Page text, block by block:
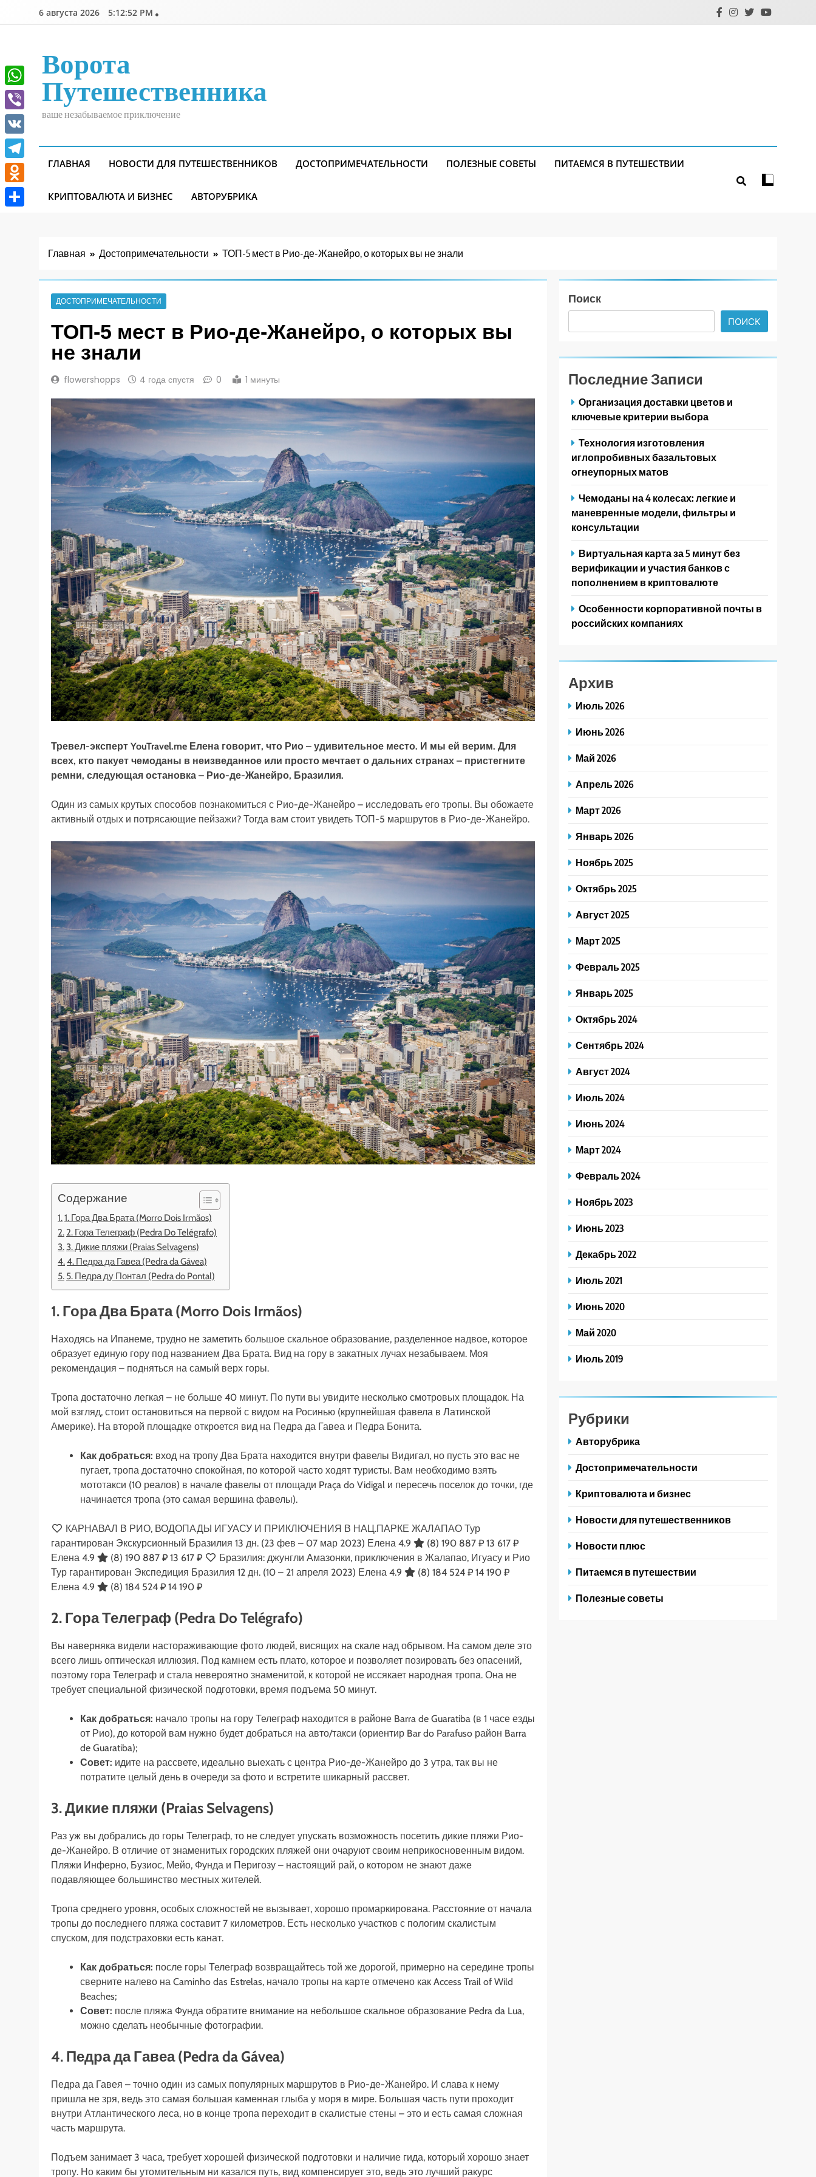
6 августа 2026 5:12:54 PM
Ворота
Путешественника
ваше незабываемое приключение
ГЛАВНАЯ НОВОСТИ ДЛЯ ПУТЕШЕСТВЕННИКОВ ДОСТОПРИМЕЧАТЕЛЬНОСТИ ПОЛЕЗНЫЕ СОВЕТЫ ПИТАЕМСЯ В ПУТЕШЕСТВИИ
КРИПТОВАЛЮТА И БИЗНЕС АВТОРУБРИКА
Главная Достопримечательности ТОП-5 мест в Рио-де-Жанейро, о которых вы не знали
ДОСТОПРИМЕЧАТЕЛЬНОСТИ
ТОП-5 мест в Рио-де-Жанейро, о которых вы
не знали
flowershopps 4 года спустя 0 1 минуты
Тревел-эксперт YouTravel.me Елена говорит, что Рио – удивительное место. И мы ей верим. Для
всех, кто пакует чемоданы в неизведанное или просто мечтает о дальних странах – пристегните
ремни, следующая остановка – Рио-де-Жанейро, Бразилия.
Один из самых крутых способов познакомиться с Рио-де-Жанейро – исследовать его тропы. Вы обожаете
активный отдых и потрясающие пейзажи? Тогда вам стоит увидеть ТОП-5 маршрутов в Рио-де-Жанейро.
Содержание
1. Гора Два Брата (Morro Dois Irmãos)
2. Гора Телеграф (Pedra Do Telégrafo)
3. Дикие пляжи (Praias Selvagens)
4. Педра да Гавеа (Pedra da Gávea)
5. Педра ду Понтал (Pedra do Pontal)
1. Гора Два Брата (Morro Dois Irmãos)
Находясь на Ипанеме, трудно не заметить большое скальное образование, разделенное надвое, которое
образует единую гору под названием Два Брата. Вид на гору в закатных лучах незабываем. Моя
рекомендация – подняться на самый верх горы.
Тропа достаточно легкая – не больше 40 минут. По пути вы увидите несколько смотровых площадок. На
мой взгляд, стоит остановиться на первой с видом на Росинью (крупнейшая фавела в Латинской
Америке). На второй площадке откроется вид на Педра да Гавеа и Педра Бонита.
Как добраться: вход на тропу Два Брата находится внутри фавелы Видигал, но пусть это вас не
пугает, тропа достаточно спокойная, по которой часто ходят туристы. Вам необходимо взять
мототакси (10 реалов) в начале фавелы от площади Praça do Vidigal и пересечь поселок до точки, где
начинается тропа (это самая вершина фавелы).
КАРНАВАЛ В РИО, ВОДОПАДЫ ИГУАСУ И ПРИКЛЮЧЕНИЯ В НАЦ.ПАРКЕ ЖАЛАПАО Тур
гарантирован Экскурсионный Бразилия 13 дн. (23 фев – 07 мар 2023) Елена 4.9 (8) 190 887 ₽ 13 617 ₽
Елена 4.9
(8) 190 887 ₽ 13 617 ₽
Бразилия: джунгли Амазонки, приключения в Жалапао, Игуасу и Рио
Тур гарантирован Экспедиция Бразилия 12 дн. (10 – 21 апреля 2023) Елена 4.9 (8) 184 524 ₽ 14 190 ₽
Елена 4.9
(8) 184 524 ₽ 14 190 ₽
2. Гора Телеграф (Pedra Do Telégrafo)
Вы наверняка видели настораживающие фото людей, висящих на скале над обрывом. На самом деле это
всего лишь оптическая иллюзия. Под камнем есть плато, которое и позволяет позировать без опасений,
поэтому гора Телеграф и стала невероятно знаменитой, к которой не иссякает народная тропа. Она не
требует специальной физической подготовки, время подъема 50 минут.
Как добраться: начало тропы на гору Телеграф находится в районе Barra de Guaratiba (в 1 часе езды
от Рио), до которой вам нужно будет добраться на авто/такси (ориентир Bar do Parafuso район Barra
de Guaratiba);
Совет: идите на рассвете, идеально выехать с центра Рио-де-Жанейро до 3 утра, так вы не
потратите целый день в очереди за фото и встретите шикарный рассвет.
3. Дикие пляжи (Praias Selvagens)
Раз уж вы добрались до горы Телеграф, то не следует упускать возможность посетить дикие пляжи Рио-
де-Жанейро. В отличие от знаменитых городских пляжей они очаруют своим неприкосновенным видом.
Пляжи Инферно, Бузиос, Мейо, Фунда и Перигозу – настоящий рай, о котором не знают даже
подавляющее большинство местных жителей.
Тропа среднего уровня, особых сложностей не вызывает, хорошо промаркирована. Расстояние от начала
тропы до последнего пляжа составит 7 километров. Есть несколько участков с пологим скалистым
спуском, для подстраховки есть канат.
Как добраться: после горы Телеграф возвращайтесь той же дорогой, примерно на середине тропы
сверните налево на Caminho das Estrelas, начало тропы на карте отмечено как Access Trail of Wild
Beaches;
Совет: после пляжа Фунда обратите внимание на небольшое скальное образование Pedra da Lua,
можно сделать необычные фотографии.
4. Педра да Гавеа (Pedra da Gávea)
Педра да Гавея – точно один из самых популярных маршрутов в Рио-де-Жанейро. И слава к нему
пришла не зря, ведь это самая большая каменная глыба у моря в мире. Большая часть пути проходит
внутри Атлантического леса, но в конце тропа переходит в скалистые стены – это и есть самая сложная
часть маршрута.
Подъем занимает 3 часа, требует хорошей физической подготовки и наличие гида, который хорошо знает
тропу. Но каким бы утомительным ни казался путь, вид компенсирует это, ведь это лучший ракурс
Поиск
ПОИСК
Последние Записи
Организация доставки цветов и
ключевые критерии выбора
Технология изготовления
иглопробивных базальтовых
огнеупорных матов
Чемоданы на 4 колесах: легкие и
маневренные модели, фильтры и
консультации
Виртуальная карта за 5 минут без
верификации и участия банков с
пополнением в криптовалюте
Особенности корпоративной почты в
российских компаниях
Архив
Июль 2026
Июнь 2026
Май 2026
Апрель 2026
Март 2026
Январь 2026
Ноябрь 2025
Октябрь 2025
Август 2025
Март 2025
Февраль 2025
Январь 2025
Октябрь 2024
Сентябрь 2024
Август 2024
Июль 2024
Июнь 2024
Март 2024
Февраль 2024
Ноябрь 2023
Июнь 2023
Декабрь 2022
Июль 2021
Июнь 2020
Май 2020
Июль 2019
Рубрики
Авторубрика
Достопримечательности
Криптовалюта и бизнес
Новости для путешественников
Новости плюс
Питаемся в путешествии
Полезные советы
WhatsApp
Viber
VK
Telegram
Odnoklassniki